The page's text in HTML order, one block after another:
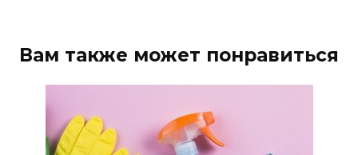
Вам также может понравиться